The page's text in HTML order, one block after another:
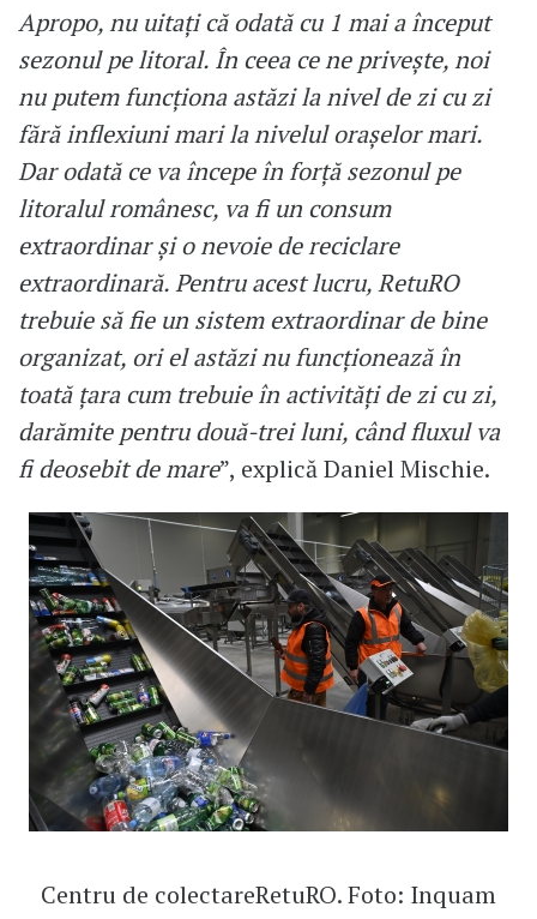
Apropo, nu uitați că odată cu 1 mai a început
sezonul pe litoral. În ceea ce ne privește, noi
nu putem funcționa astăzi la nivel de zi cu zi
fără inflexiuni mari la nivelul orașelor mari.
Dar odată ce va începe în forță sezonul pe
litoralul românesc, va fi un consum
extraordinar și o nevoie de reciclare
extraordinară. Pentru acest lucru, RetuRO
trebuie să fie un sistem extraordinar de bine
organizat, ori el astăzi nu funcționează în
toată țara cum trebuie în activități de zi cu zi,
darămite pentru două-trei luni, când fluxul va
fi deosebit de mare”, explică Daniel Mischie.
Centru de colectareRetuRO. Foto: Inquam